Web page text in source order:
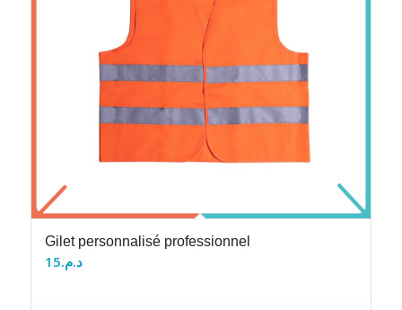
Gilet personnalisé professionnel
د.م.15